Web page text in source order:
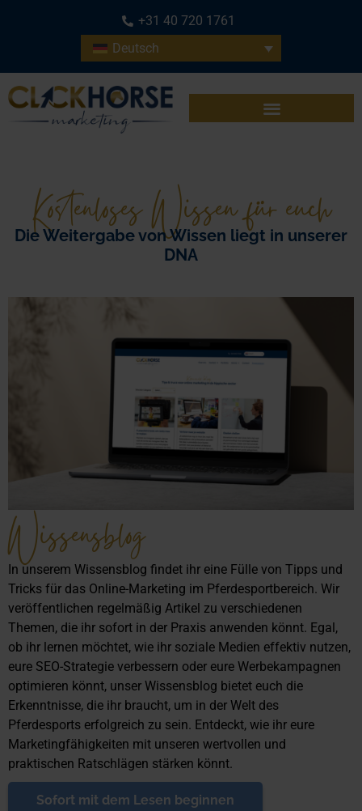
+31 40 720 1761
Deutsch
Kostenloses Wissen für euch
Die Weitergabe von Wissen liegt in unserer
DNA
Wissensblog
In unserem Wissensblog findet ihr eine Fülle von Tipps und
Tricks für das Online-Marketing im Pferdesportbereich. Wir
veröffentlichen regelmäßig Artikel zu verschiedenen
Themen, die ihr sofort in der Praxis anwenden könnt. Egal,
ob ihr lernen möchtet, wie ihr soziale Medien effektiv nutzen,
eure SEO-Strategie verbessern oder eure Werbekampagnen
optimieren könnt, unser Wissensblog bietet euch die
Erkenntnisse, die ihr braucht, um in der Welt des
Pferdesports erfolgreich zu sein. Entdeckt, wie ihr eure
Marketingfähigkeiten mit unseren wertvollen und
praktischen Ratschlägen stärken könnt.
Sofort mit dem Lesen beginnen